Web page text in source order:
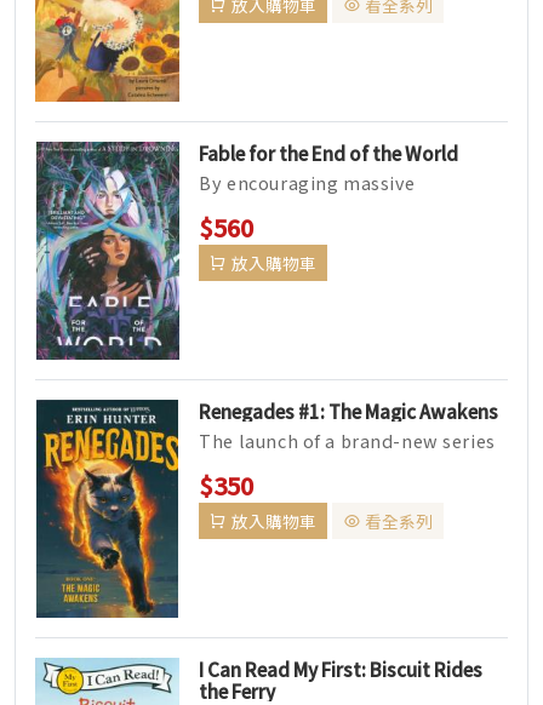
Fable for the End of the World
By encouraging massive
accumulations of debt from ...
$560
放入購物車
Renegades #1: The Magic Awakens
The launch of a brand-new series
from blockbuster ...
$350
放入購物車 看全系列
I Can Read My First: Biscuit Rides
the Ferry